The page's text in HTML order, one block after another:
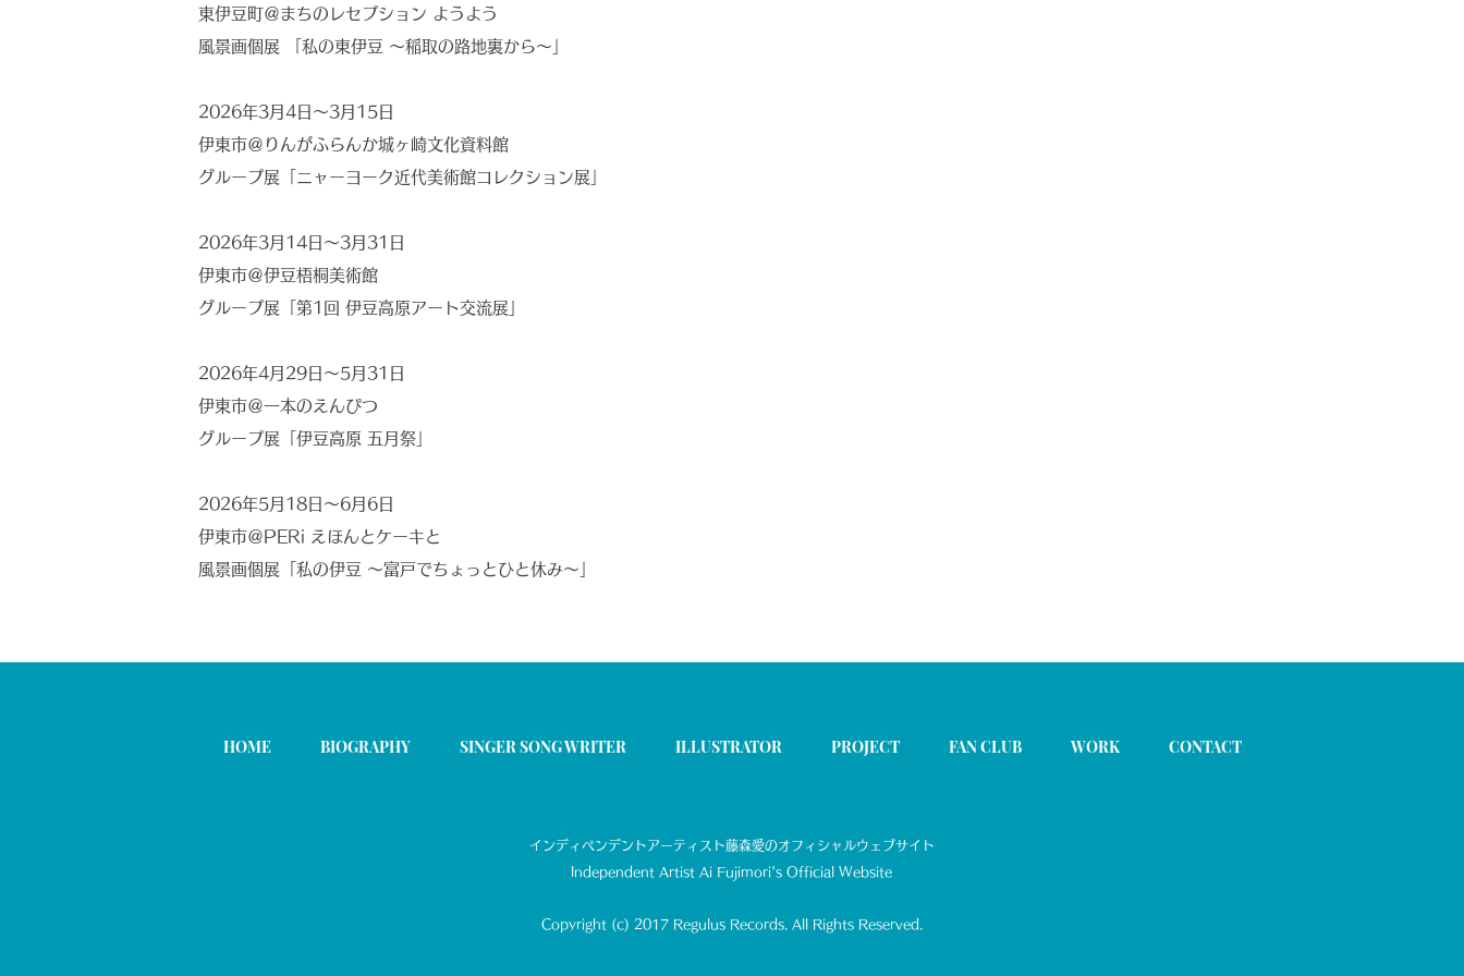
東伊豆町＠まちのレセプション ようよう
風景画個展 「私の東伊豆 〜稲取の路地裏から〜」
2026年3月4日〜3月15日
伊東市＠りんがふらんか城ヶ崎文化資料館
グループ展「ニャーヨーク近代美術館コレクション展」
2026年3月14日〜3月31日
伊東市＠伊豆梧桐美術館
グループ展「第1回 伊豆高原アート交流展」
2026年4月29日～5月31日
伊東市＠一本のえんぴつ
グループ展「伊豆高原 五月祭」
2026年5月18日〜6月6日
伊東市＠PERi えほんとケーキと
風景画個展「私の伊豆 ～富戸でちょっとひと休み～」
HOME BIOGRAPHY SINGER SONG WRITER ILLUSTRATOR PROJECT FAN CLUB WORK CONTACT
インディペンデントアーティスト藤森愛のオフィシャルウェブサイト
​Independent Artist Ai Fujimori's Official Website
Copyright (c) 2017 Regulus Records. All Rights Reserved.